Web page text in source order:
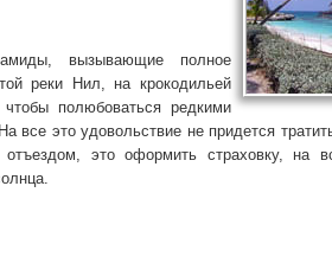
вызывающие полное
реки Нил, на крокодильей
полюбоваться редкими
это удовольствие не придется
это оформить страховку, на